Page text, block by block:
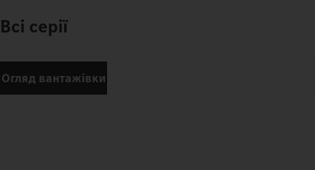
Всі серії
Огляд вантажівки